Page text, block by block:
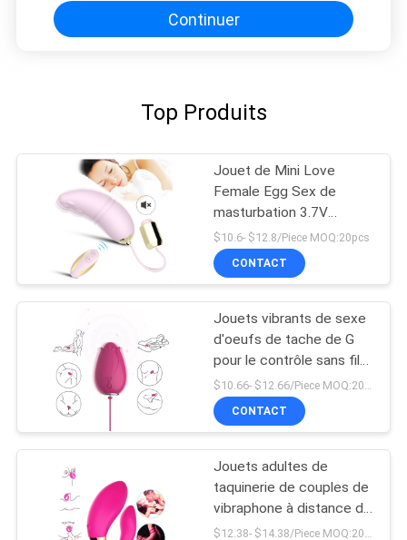
Continuer
Top Produits
Jouet de Mini Love
Female Egg Sex de
masturbation 3.7V
200mAh pour des
femmes
$10.6- $12.8/Piece MOQ:20pcs
CONTACT
Jouets vibrants de sexe
d'oeufs de tache de G
pour le contrôle sans fil
Mini Flower Silicone de
femmes
CONTACT
Jouets adultes de
taquinerie de couples de
vibraphone à distance de
Massager de doubles de